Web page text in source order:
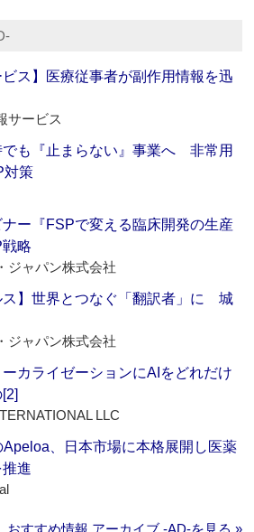
ビス】医療従事者が副作用情報を迅
サービス
でも『止まらない』事業へ 非常用
対策
ナー『FSPで変える臨床開発の生産
略
ジャパン株式会社
ス】世界とつなぐ「翻訳者」に 城
ジャパン株式会社
カライゼーションにAIをどれだけ
LLC
、日本市場に本格展開し医薬
進